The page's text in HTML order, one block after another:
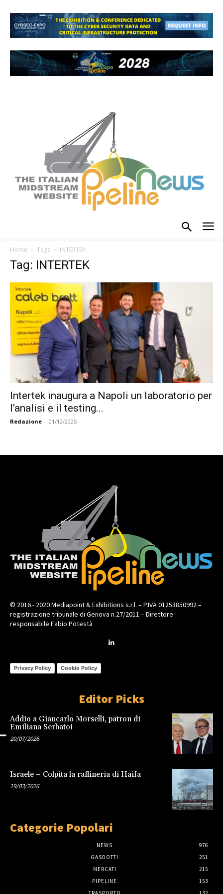
Home Tags INTERTEK
Tag: INTERTEK
Intertek inaugura a Napoli un laboratorio per
l’analisi e il testing...
Redazione - 01/12/2025
© 2016 - 2020 Mediapoint & Exhibitions s.r.l. – P.IVA 01253850992 –
registrazione tribunale di Genova n.27/2011 – Direttore
responsabile Fabio Potestà
Privacy Policy Cookie Policy
Editor Picks
Addio a Giancarlo Morselli, patron di
Emiliana Serbatoi
20/07/2026
Israele – Colpita la raffineria di Haifa
19/03/2026
Categorie Popolari
NEWS
976
GASDOTTI
251
MERCATI
215
PIPELINE
153